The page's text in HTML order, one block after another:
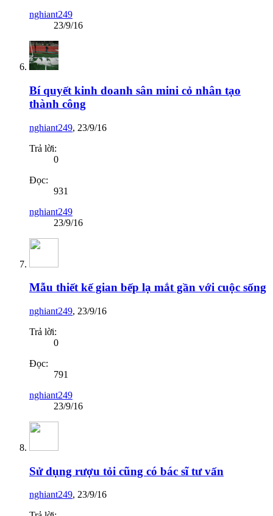
nghiant249
23/9/16
Bí quyết kinh doanh sân mini cỏ nhân tạo
thành công
nghiant249, 23/9/16
Trả lời:
0
Đọc:
931
nghiant249
23/9/16
Mẫu thiết kế gian bếp lạ mắt gần với cuộc sống
nghiant249, 23/9/16
Trả lời:
0
Đọc:
791
nghiant249
23/9/16
Sử dụng rượu tỏi cũng có bác sĩ tư vấn
nghiant249, 23/9/16